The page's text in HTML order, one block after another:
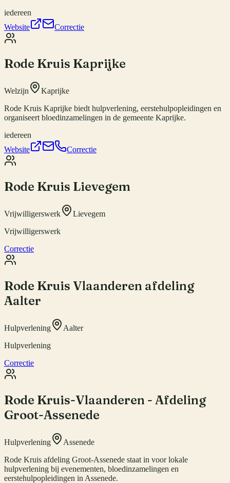
iedereen
Website
Correctie
Rode Kruis Kaprijke
Welzijn
Kaprijke
Rode Kruis Kaprijke biedt hulpverlening, eerstehulpopleidingen en
organiseert bloedinzamelingen in de gemeente Kaprijke.
iedereen
Website
Correctie
Rode Kruis Lievegem
Vrijwilligerswerk
Lievegem
Vrijwilligerswerk
Correctie
Rode Kruis Vlaanderen afdeling
Aalter
Hulpverlening
Aalter
Hulpverlening
Correctie
Rode Kruis-Vlaanderen - Afdeling
Groot-Assenede
Hulpverlening
Assenede
Rode Kruis afdeling Groot-Assenede staat in voor lokale
hulpverlening bij evenementen, bloedinzamelingen en
eerstehulpopleidingen in Assenede.